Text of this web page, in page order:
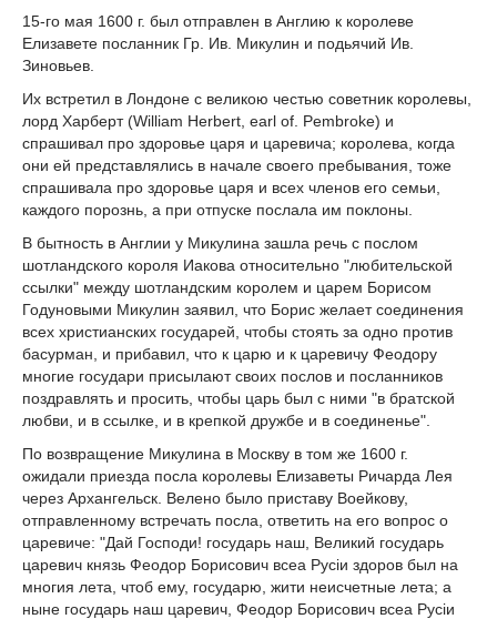
15-го мая 1600 г. был отправлен в Англию к королеве
Елизавете посланник Гр. Ив. Микулин и подьячий Ив.
Зиновьев.
Их встретил в Лондоне с великою честью советник королевы,
лорд Харберт (William Herbert, earl of. Pembroke) и
спрашивал про здоровье царя и царевича; королева, когда
они ей представлялись в начале своего пребывания, тоже
спрашивала про здоровье царя и всех членов его семьи,
каждого порознь, а при отпуске послала им поклоны.
В бытность в Англии у Микулина зашла речь с послом
шотландского короля Иакова относительно "любительской
ссылки" между шотландским королем и царем Борисом
Годуновыми Микулин заявил, что Борис желает соединения
всех христианских государей, чтобы стоять за одно против
басурман, и прибавил, что к царю и к царевичу Феодору
многие государи присылают своих послов и посланников
поздравлять и просить, чтобы царь был с ними "в братской
любви, и в ссылке, и в крепкой дружбе и в соединенье".
По возвращение Микулина в Москву в том же 1600 г.
ожидали приезда посла королевы Елизаветы Ричарда Лея
через Архангельск. Велено было приставу Воейкову,
отправленному встречать посла, ответить на его вопрос о
царевиче: "Дай Господи! государь наш, Великий государь
царевич князь Феодор Борисович всеа Русiи здоров был на
многия лета, чтоб ему, государю, жити неисчетные лета; а
ныне государь наш царевич, Феодор Борисович всеа Русiи